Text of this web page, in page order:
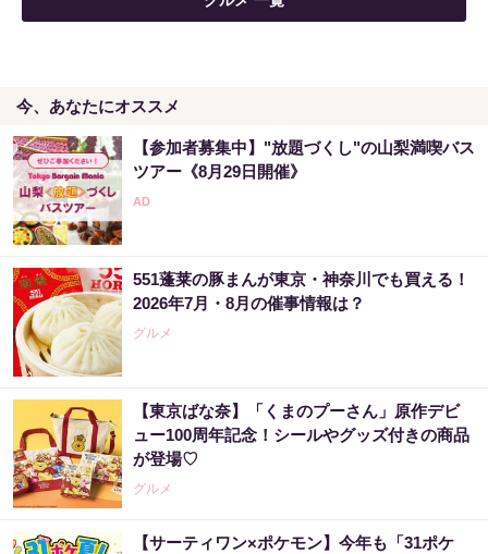
今、あなたにオススメ
【参加者募集中】"放題づくし"の山梨満喫バス
ツアー《8月29日開催》
551蓬莱の豚まんが東京・神奈川でも買える！
2026年7月・8月の催事情報は？
グルメ
【東京ばな奈】「くまのプーさん」原作デビ
ュー100周年記念！シールやグッズ付きの商品
が登場♡
グルメ
【サーティワン×ポケモン】今年も「31ポケ